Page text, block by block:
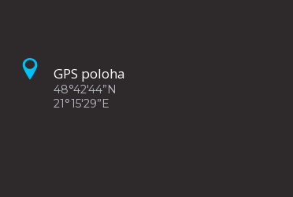
GPS poloha
48°42'44”N
21°15'29”E